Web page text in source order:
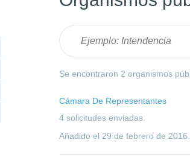
Se encontraron 2 organismos
Cámara De Representantes
4 solicitudes enviadas.
Añadido el 29 de febrero de 2016